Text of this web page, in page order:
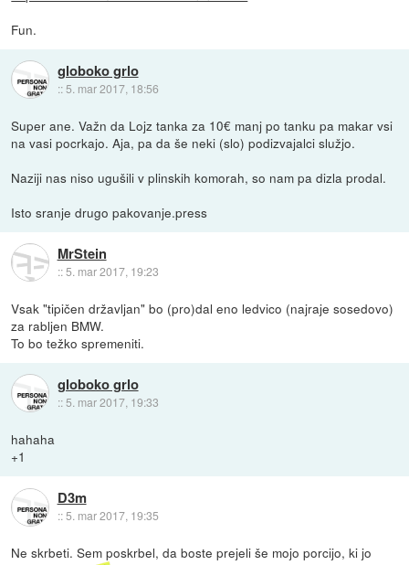
Fun.
globoko grlo
:: 5. mar 2017, 18:56
Super ane. Važn da Lojz tanka za 10€ manj po tanku pa makar vsi
na vasi pocrkajo. Aja, pa da še neki (slo) podizvajalci služjo.
Naziji nas niso ugušili v plinskih komorah, so nam pa dizla prodal.
Isto sranje drugo pakovanje.press
MrStein
::5. mar 2017, 19:23
Vsak "tipičen državljan" bo (pro)dal eno ledvico (najraje sosedovo)
za rabljen BMW.
To bo težko spremeniti.
globoko grlo
:: 5. mar 2017, 19:33
hahaha
+1
D3m
::5. mar 2017, 19:35
Ne skrbeti. Sem poskrbel, da boste prejeli še mojo porcijo, ki jo